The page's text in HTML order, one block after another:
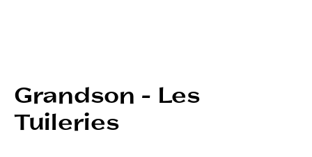
Grandson - Les
Tuileries